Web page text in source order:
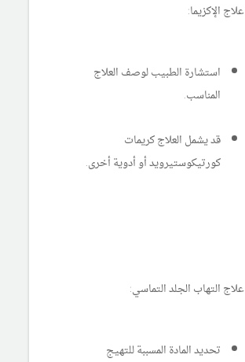
علاج الإكزيما:
استشارة الطبيب لوصف العلاج
المناسب.
قد يشمل العلاج كريمات
كورتيكوستيرويد أو أدوية أخرى.
علاج التهاب الجلد التماسي:
تحديد المادة المسببة للتهيج